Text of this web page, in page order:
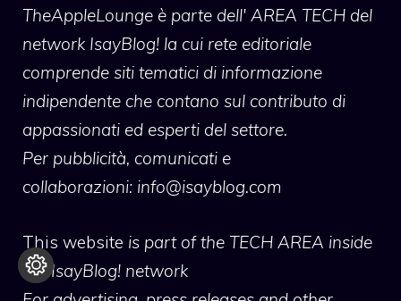
TheAppleLounge è parte dell' AREA TECH del
network IsayBlog! la cui rete editoriale
comprende siti tematici di informazione
indipendente che contano sul contributo di
appassionati ed esperti del settore.
Per pubblicità, comunicati e
collaborazioni: info@isayblog.com
This website is part of the TECH AREA inside
the IsayBlog! network